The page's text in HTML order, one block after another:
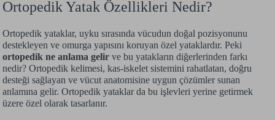
Ortopedik Yatak Özellikleri Nedir?
Ortopedik yataklar, uyku sırasında vücudun doğal pozisyonunu
destekleyen ve omurga yapısını koruyan özel yataklardır. Peki
ortopedik ne anlama gelir ve bu yatakların diğerlerinden farkı
nedir? Ortopedik kelimesi, kas-iskelet sistemini rahatlatan, doğru
desteği sağlayan ve vücut anatomisine uygun çözümler sunan
anlamına gelir. Ortopedik yataklar da bu işlevleri yerine getirmek
üzere özel olarak tasarlanır.